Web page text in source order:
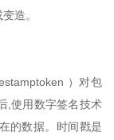
造。
）对包
,使用数字签名技术
的数据。时间戳是